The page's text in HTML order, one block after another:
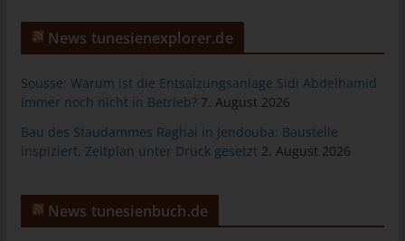
News tunesienexplorer.de
Sousse: Warum ist die Entsalzungsanlage Sidi Abdelhamid
immer noch nicht in Betrieb? 7. August 2026
Bau des Staudammes Raghai in Jendouba: Baustelle
inspiziert, Zeitplan unter Druck gesetzt 2. August 2026
News tunesienbuch.de
die Cookie-Setzung nicht möglich wären.
auf unserer Internetseite im Sinne des Benutzers optimiert
werden. Cookies ermöglichen uns, wie bereits erwähnt, die
Wiedererkennung ist es, den Nutzern die Verwendung unserer
Internetseite zu erleichtern. Der Benutzer einer Internetseite, die
Besuch der Internetseite erneut seine Zugangsdaten eingeben,
weil dies von der Internetseite und dem auf dem